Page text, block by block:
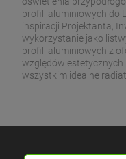
profili aluminiowych do
inspiracji Projektanta,
wykorzystanie jako
profili aluminiowych z
względów
wszystkim idealne